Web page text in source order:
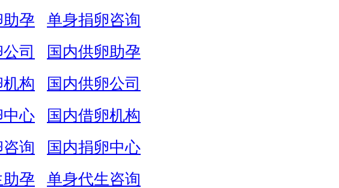
孕
单身捐卵咨询
司
国内供卵助孕
机构
国内供卵公司
中心
国内借卵机构
咨询
国内捐卵中心
孕
单身代生咨询